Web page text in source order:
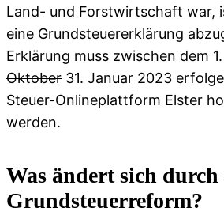
Land- und Forstwirtschaft war,
eine Grundsteuererklärung
Erklärung muss zwischen dem
Oktober 31. Januar 2023
Steuer-Onlineplattform Elster
werden.
Was ändert sich durch
Grundsteuerreform?